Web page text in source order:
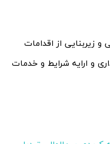
و زیربنایی از اقدامات
و ارایه شرایط و خدمات